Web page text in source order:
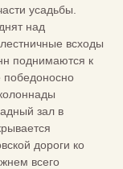
усадьбы.
над
всходы
поднимаются к
победоносно
зал в
дороги ко
всего